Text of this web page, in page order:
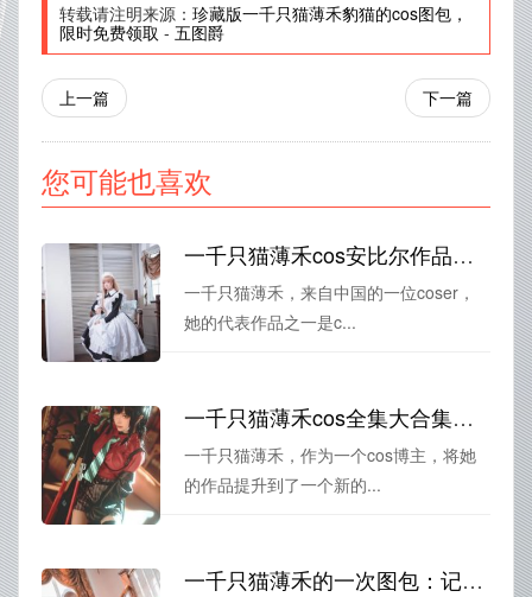
转载请注明来源： 珍藏版一千只猫薄禾豹猫的cos图包，
限时免费领取 - 五图爵
上一篇 下一篇
您可能也喜欢
一千只猫薄禾cos安比尔作品分享：猫族与恶魔交织的奇幻世界让你陷入迷思
一千只猫薄禾，来自中国的一位coser，
她的代表作品之一是c...
一千只猫薄禾cos全集大合集，超美作品分享
一千只猫薄禾，作为一个cos博主，将她
的作品提升到了一个新的...
一千只猫薄禾的一次图包：记录美好时光